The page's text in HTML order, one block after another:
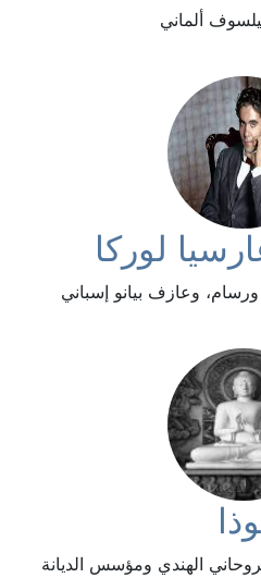
ألماني
لوركا
وعازف بيانو إسباني
الهندي ومؤسس الديانة